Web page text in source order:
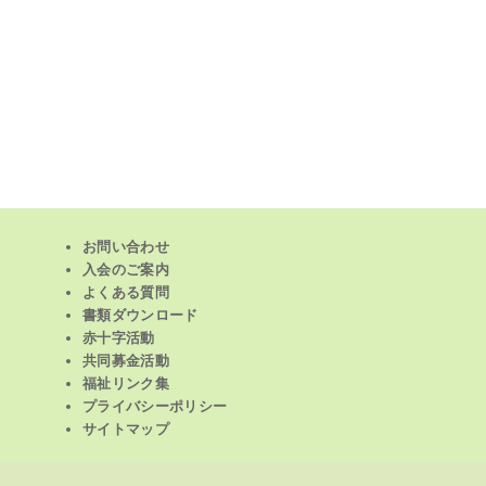
お問い合わせ
入会のご案内
よくある質問
書類ダウンロード
赤十字活動
共同募金活動
福祉リンク集
プライバシーポリシー
サイトマップ